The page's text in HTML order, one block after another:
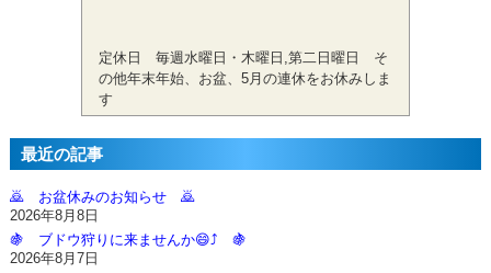
定休日 毎週水曜日・木曜日,第二日曜日 そ
の他年末年始、お盆、5月の連休をお休みしま
す
最近の記事
🙇‍ お盆休みのお知らせ 🙇‍
2026年8月8日
🍇 ブドウ狩りに来ませんか😄⤴️ 🍇
2026年8月7日